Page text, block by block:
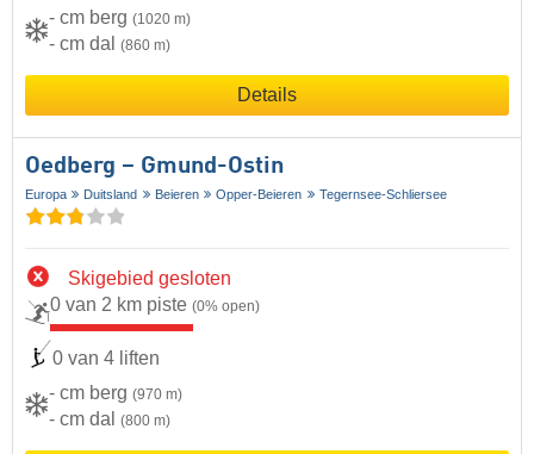
- cm berg (1020 m)
- cm dal (860 m)
Details
Oedberg – Gmund-Ostin
Europa Duitsland Beieren Opper-Beieren Tegernsee-Schliersee
Skigebied gesloten
0 van 2 km piste (0% open)
0 van 4 liften
- cm berg (970 m)
- cm dal (800 m)